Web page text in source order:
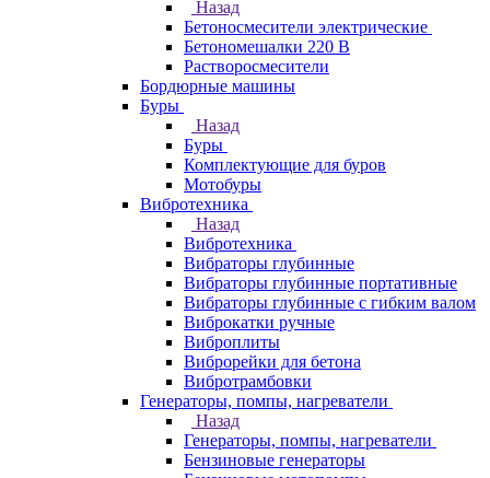
Назад
Бетоносмесители электрические
Бетономешалки 220 В
Растворосмесители
Бордюрные машины
Буры
Назад
Буры
Комплектующие для буров
Мотобуры
Вибротехника
Назад
Вибротехника
Вибраторы глубинные
Вибраторы глубинные портативные
Вибраторы глубинные с гибким валом
Виброкатки ручные
Виброплиты
Виброрейки для бетона
Вибротрамбовки
Генераторы, помпы, нагреватели
Назад
Генераторы, помпы, нагреватели
Бензиновые генераторы